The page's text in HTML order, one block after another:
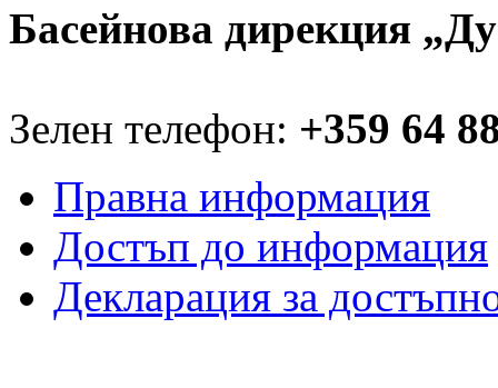
Басейнова дирекция
Зелен телефон: +359 64
Правна информация
Достъп до информация
Декларация за